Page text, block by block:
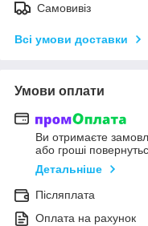
Самовивіз
Всі умови доставки
Умови оплати
Ви отримаєте
або гроші
Детальніше
Післяплата
Оплата на рахунок